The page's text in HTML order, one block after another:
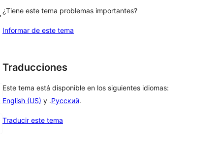
, ¿Tiene este tema problemas importantes?
Informar de este tema
Traducciones
Este tema está disponible en los siguientes idiomas:
English (US) y .Русский.
Traducir este tema